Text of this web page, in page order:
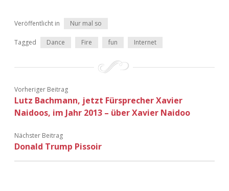
Veröffentlicht in Nur mal so
Tagged Dance Fire fun Internet
Vorheriger Beitrag
Lutz Bachmann, jetzt Fürsprecher Xavier
Naidoos, im Jahr 2013 – über Xavier Naidoo
Nächster Beitrag
Donald Trump Pissoir